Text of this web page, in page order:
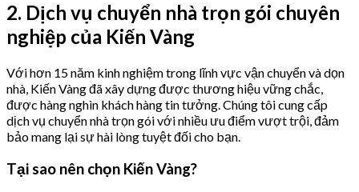
2. Dịch vụ chuyển nhà trọn gói chuyên
nghiệp của Kiến Vàng
Với hơn 15 năm kinh nghiệm trong lĩnh vực vận chuyển và dọn
nhà, Kiến Vàng đã xây dựng được thương hiệu vững chắc,
được hàng nghìn khách hàng tin tưởng. Chúng tôi cung cấp
dịch vụ chuyển nhà trọn gói với nhiều ưu điểm vượt trội, đảm
bảo mang lại sự hài lòng tuyệt đối cho bạn.
Tại sao nên chọn Kiến Vàng?